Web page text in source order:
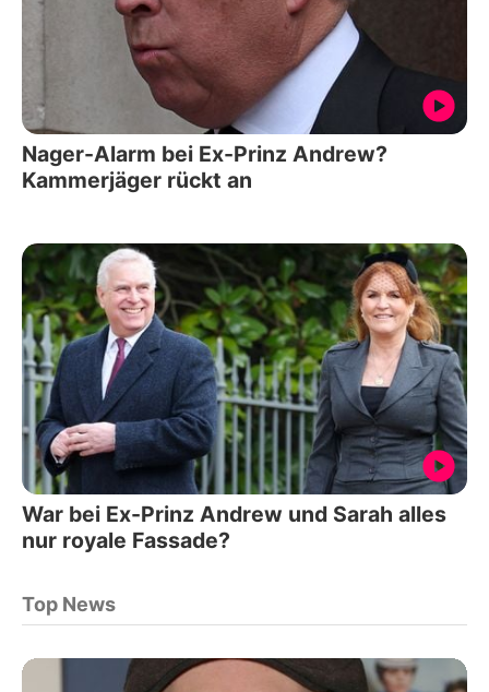
Nager-Alarm bei Ex-Prinz Andrew?
Kammerjäger rückt an
War bei Ex-Prinz Andrew und Sarah alles
nur royale Fassade?
Top News